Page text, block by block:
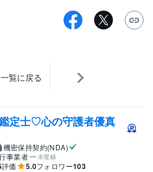
一覧に戻る
定士♡心の守護者優真
機密保持契約(NDA)
事業者
未登録
評価 5.0フォロワー103